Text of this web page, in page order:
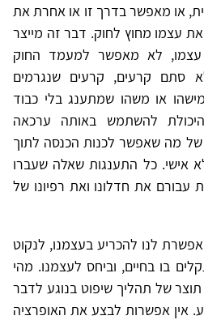
או מאפשר בדרך זו או אחרת את
עצמו מחוץ לחוק. דבר זה מייצר
לא מאפשר למעמד החוק
סתם קרעים, קרעים שנגרמים
או משהו שמתענג בלי כבוד
להשתמש באותה ערכאה
של מה שאפשר לכנות הכנסה לתוך
אישי. כל התענגות שאלה שעברו
את חדלונו ואת רפיונו של
לנו להכריע בעצמנו, לנקוט
בו בחיים, וביחס לעצמנו. מהי
של תהליך שיפוט בנוגע לדבר
אין אפשרות לבצע את האופרציה